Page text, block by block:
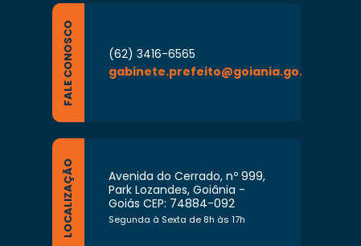
FALE CONOSCO
(62) 3416-6565
gabinete.prefeito@goiania.go.gov.br
LOCALIZAÇÃO
Avenida do Cerrado, nº 999,
Park Lozandes, Goiânia -
Goiás CEP: 74884-092
Segunda à Sexta de 8h às 17h